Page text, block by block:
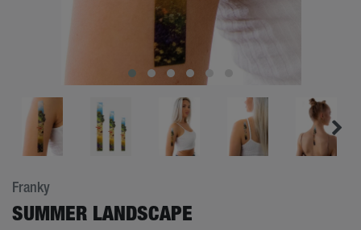
Franky
SUMMER LANDSCAPE